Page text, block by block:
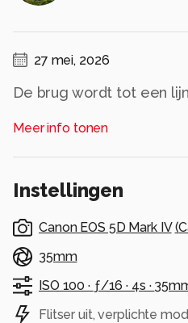
27 mei, 2026
De brug wordt tot een
wat blijft en wat zich aan
Meer info tonen
Instellingen
Canon EOS 5D Mark IV (
35mm
ISO 100 · ƒ/16 · 4s ·
Flitser uit, verplichte